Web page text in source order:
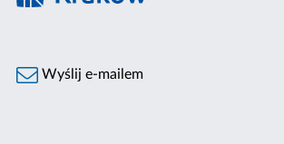
Wyślij e-mailem